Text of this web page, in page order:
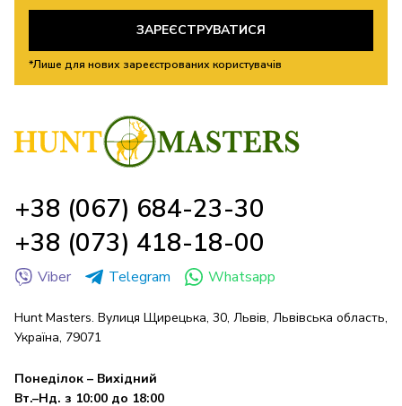
ЗАРЕЄСТРУВАТИСЯ
*Лише для нових зареєстрованих користувачів
+38 (067) 684-23-30
+38 (073) 418-18-00
Viber Telegram Whatsapp
Hunt Masters. Вулиця Щирецька, 30, Львів, Львівська область,
Україна, 79071
Понеділок – Вихідний
Вт.–Нд. з 10:00 до 18:00